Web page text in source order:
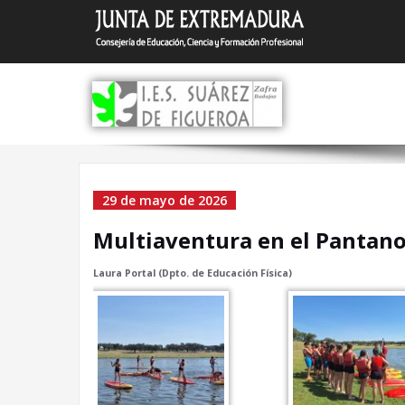
Multiaventura en el
Aguijón
29 de mayo de 2026
Multiaventura en el
Laura Portal (Dpto. de Educación Física)